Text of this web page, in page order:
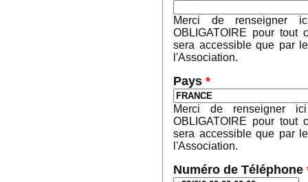
Merci de renseigner
OBLIGATOIRE pour tout
sera accessible que par
l'Association.
Pays *
Merci de renseigner
OBLIGATOIRE pour tout
sera accessible que par
l'Association.
Numéro de Téléphone